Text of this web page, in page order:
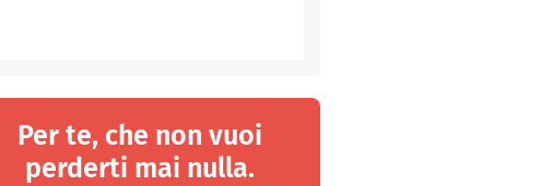
Per te, che non vuoi
perderti mai nulla.